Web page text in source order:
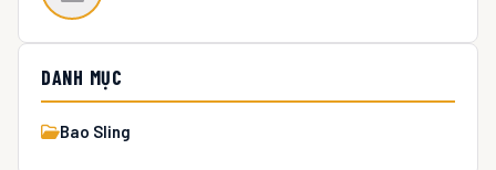
DANH MỤC
Bao Sling